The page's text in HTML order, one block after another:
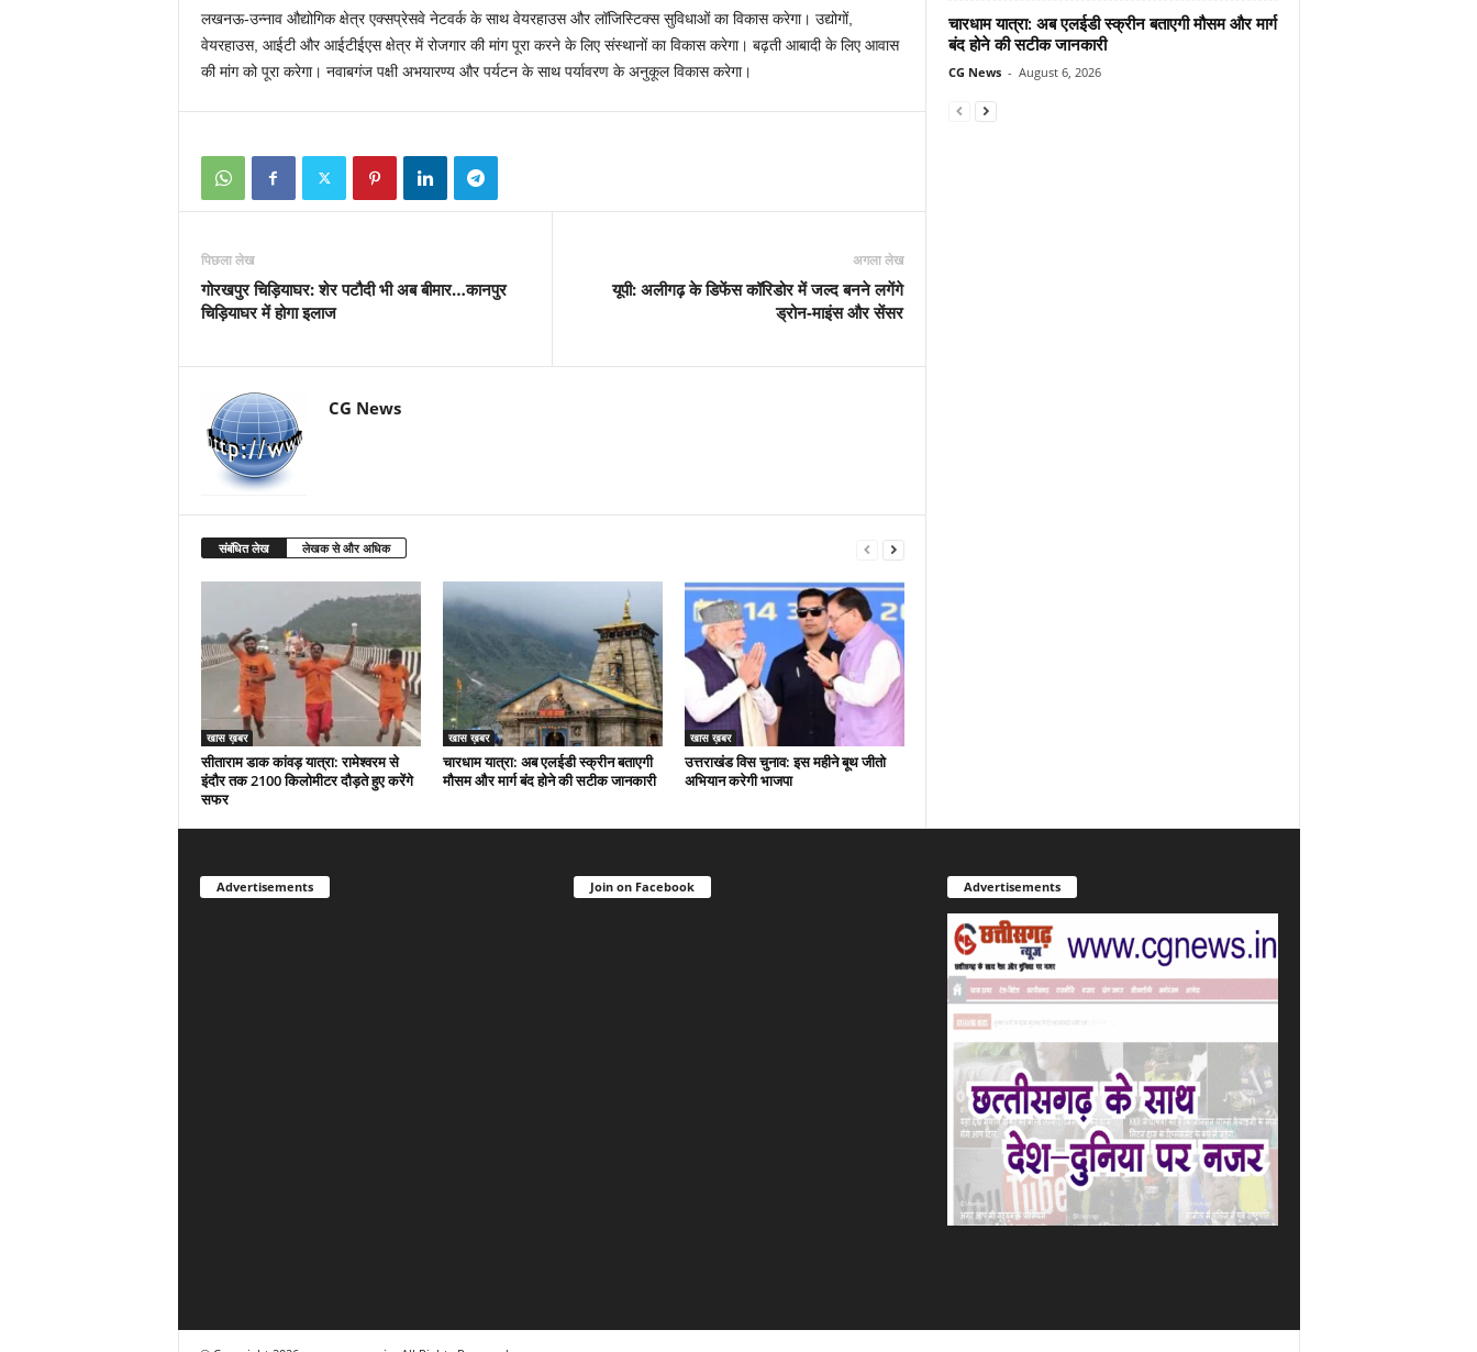
लखनऊ-उन्नाव औद्योगिक क्षेत्र एक्सप्रेसवे नेटवर्क के साथ वेयरहाउस और लॉजिस्टिक्स सुविधाओं का विकास करेगा। उद्योगों,
वेयरहाउस, आईटी और आईटीईएस क्षेत्र में रोजगार की मांग पूरा करने के लिए संस्थानों का विकास करेगा। बढ़ती आबादी के लिए आवास
की मांग को पूरा करेगा। नवाबगंज पक्षी अभयारण्य और पर्यटन के साथ पर्यावरण के अनुकूल विकास करेगा।
पिछला लेख
गोरखपुर चिड़ियाघर: शेर पटौदी भी अब बीमार…कानपुर
चिड़ियाघर में होगा इलाज
अगला लेख
यूपी: अलीगढ़ के डिफेंस कॉरिडोर में जल्द बनने लगेंगे
ड्रोन-माइंस और सेंसर
CG News
संबंधित लेख लेखक से और अधिक
खास ख़बर
सीताराम डाक कांवड़ यात्रा: रामेश्वरम से
इंदौर तक 2100 किलोमीटर दौड़ते हुए करेंगे
सफर
खास ख़बर
चारधाम यात्रा: अब एलईडी स्क्रीन बताएगी
मौसम और मार्ग बंद होने की सटीक जानकारी
खास ख़बर
उत्तराखंड विस चुनाव: इस महीने बूथ जीतो
अभियान करेगी भाजपा
चारधाम यात्रा: अब एलईडी स्क्रीन बताएगी मौसम और मार्ग
बंद होने की सटीक जानकारी
CG News - August 6, 2026
Advertisements Join on Facebook Advertisements